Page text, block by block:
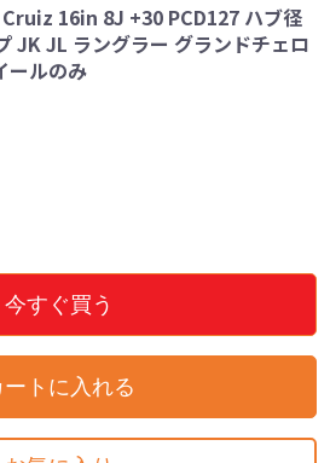
Cruiz 16in 8J +30 PCD127 ハブ径
JK JL ラングラー グランドチェロ
ールのみ
今すぐ買う
ートに入れる